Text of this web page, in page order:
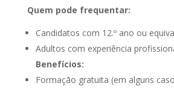
Quem pode frequentar:
Candidatos com 12.º ano ou
Adultos com experiência
Benefícios:
Formação gratuita (em alguns